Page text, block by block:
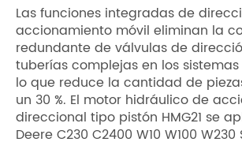
Las funciones integradas de
accionamiento móvil eliminan la
redundante de válvulas de
tuberías complejas en los
lo que reduce la cantidad de
un 30 %. El motor hidráulico de
direccional tipo pistón HMG21 se
Deere C230 C2400 W10 W100 W230